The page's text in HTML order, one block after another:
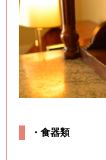
・食器類